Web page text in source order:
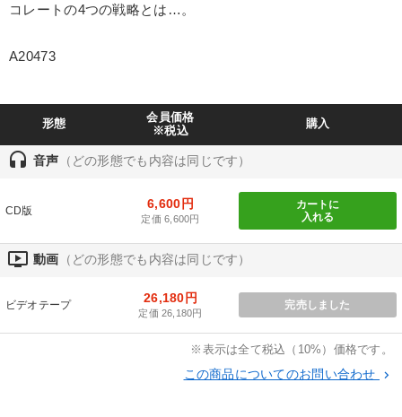
業種
IT・サービス・金融業 コンサルタント 専門家
キーワード
プロ経営者 思考法 金融
株式市場
※「更新」を押すと「テーマ」「キーワード」を更新いただけます。
refresh 更新する
全国経営者セミナー収録物以外の経営教材（全762タイトル）からお探
コレートの4つの戦略とは…。
A20473
形態
会員価格
※税込
購入
headset 音声 （どの形態でも内容は同じです）
CD版 6,600円
定価 6,600円
カートに
入れる
ondemand_video 動画 （どの形態でも内容は同じです）
ビデオテープ 26,180円
定価 26,180円
完売しました
※表示は全て税込（10%）価格です。
この商品についてのお問い合わせ keyboard_arrow_right